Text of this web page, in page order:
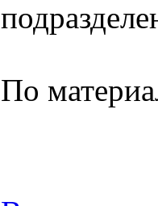
По